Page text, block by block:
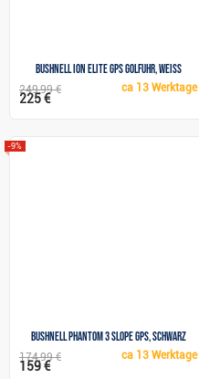
Bushnell iON Elite GPS Golfuhr, weiss
ca 13 Werktage
249,99 €
225 €
Bushnell Phantom 3 Slope GPS, schwarz
-9%
ca 13 Werktage
174,99 €
159 €